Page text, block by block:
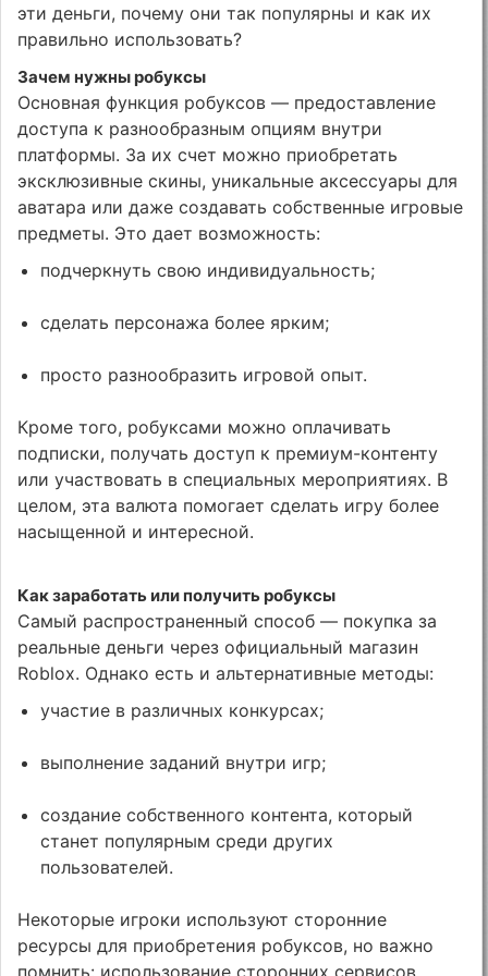
эти деньги, почему они так популярны и как их
правильно использовать?
Зачем нужны робуксы
Основная функция робуксов — предоставление
доступа к разнообразным опциям внутри
платформы. За их счет можно приобретать
эксклюзивные скины, уникальные аксессуары для
аватара или даже создавать собственные игровые
предметы. Это дает возможность:
подчеркнуть свою индивидуальность;
сделать персонажа более ярким;
просто разнообразить игровой опыт.
Кроме того, робуксами можно оплачивать
подписки, получать доступ к премиум-контенту
или участвовать в специальных мероприятиях. В
целом, эта валюта помогает сделать игру более
насыщенной и интересной.
Как заработать или получить робуксы
Самый распространенный способ — покупка за
реальные деньги через официальный магазин
Roblox. Однако есть и альтернативные методы:
участие в различных конкурсах;
выполнение заданий внутри игр;
создание собственного контента, который
станет популярным среди других
пользователей.
Некоторые игроки используют сторонние
ресурсы для приобретения робуксов, но важно
помнить: использование сторонних сервисов